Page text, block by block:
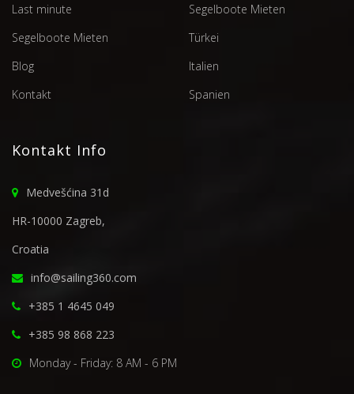
Last minute
Segelboote Mieten
Blog
Kontakt
Segelboote Mieten
Türkei
Italien
Spanien
Kontakt Info
Medvešćina 31d
HR-10000 Zagreb,
Croatia
info@sailing360.com
+385 1 4645 049
+385 98 868 223
Monday - Friday: 8 AM - 6 PM